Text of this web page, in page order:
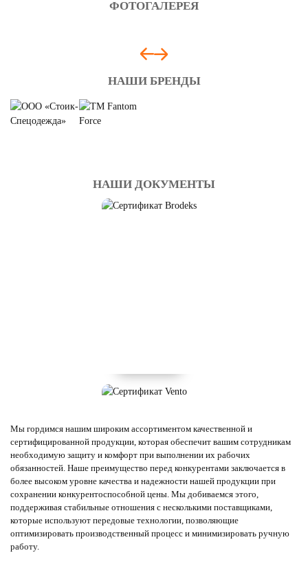
ФОТОГАЛЕРЕЯ
НАШИ БРЕНДЫ
НАШИ ДОКУМЕНТЫ
Мы гордимся нашим широким ассортиментом качественной и
сертифицированной продукции, которая обеспечит вашим сотрудникам
необходимую защиту и комфорт при выполнении их рабочих
обязанностей. Наше преимущество перед конкурентами заключается в
более высоком уровне качества и надежности нашей продукции при
сохранении конкурентоспособной цены. Мы добиваемся этого,
поддерживая стабильные отношения с несколькими поставщиками,
которые используют передовые технологии, позволяющие
оптимизировать производственный процесс и минимизировать ручную
работу.